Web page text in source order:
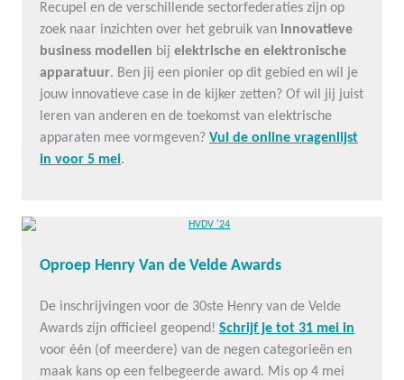
Recupel en de verschillende sectorfederaties zijn op
zoek naar inzichten over het gebruik van innovatieve
business modellen bij elektrische en elektronische
apparatuur. Ben jij een pionier op dit gebied en wil je
jouw innovatieve case in de kijker zetten? Of wil jij juist
leren van anderen en de toekomst van elektrische
apparaten mee vormgeven? Vul de online vragenlijst
in voor 5 mei.
Oproep Henry Van de Velde Awards
De inschrijvingen voor de 30ste Henry van de Velde
Awards zijn officieel geopend! Schrijf je tot 31 mei in
voor één (of meerdere) van de negen categorieën en
maak kans op een felbegeerde award. Mis op 4 mei